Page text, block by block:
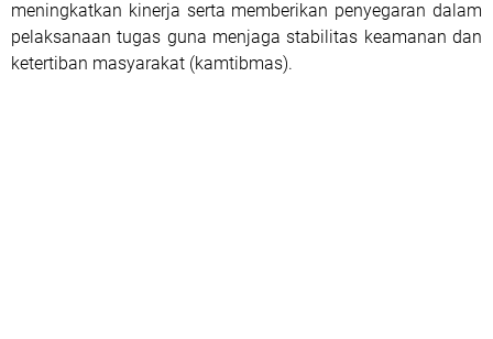
meningkatkan kinerja serta memberikan penyegaran dalam
pelaksanaan tugas guna menjaga stabilitas keamanan dan
ketertiban masyarakat (kamtibmas).